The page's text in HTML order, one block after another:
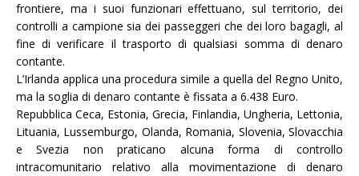
frontiere, ma i suoi funzionari effettuano, sul territorio, dei
controlli a campione sia dei passeggeri che dei loro bagagli, al
fine di verificare il trasporto di qualsiasi somma di denaro
contante.
L’Irlanda applica una procedura simile a quella del Regno Unito,
ma la soglia di denaro contante è fissata a 6.438 Euro.
Repubblica Ceca, Estonia, Grecia, Finlandia, Ungheria, Lettonia,
Lituania, Lussemburgo, Olanda, Romania, Slovenia, Slovacchia
e Svezia non praticano alcuna forma di controllo
intracomunitario relativo alla movimentazione di denaro